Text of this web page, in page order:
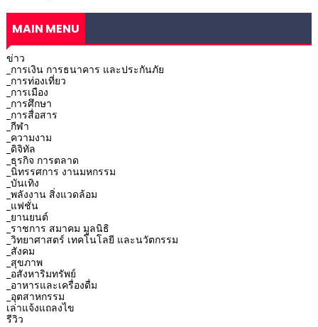
MAIN MENU
ข่าว
_การเงิน การธนาคาร และประกันภัย
_การท่องเที่ยว
_การเมือง
_การศึกษา
_การสื่อสาร
_กีฬา
_ความงาม
_ดิจิทัล
_ธุรกิจ การตลาด
_นิทรรศการ งานมหกรรม
_บันเทิง
_พลังงาน สิ่งแวดล้อม
_แฟชั่น
_ยานยนต์
_ราชการ สมาคม มูลนิธิ
_วิทยาศาสตร์ เทคโนโลยี และนวัตกรรม
_สังคม
_สุขภาพ
_อสังหาริมทรัพย์
_อาหารและเครื่องดื่ม
_อุตสาหกรรม
เล่าแจ้งแถลงไข
รีวิว